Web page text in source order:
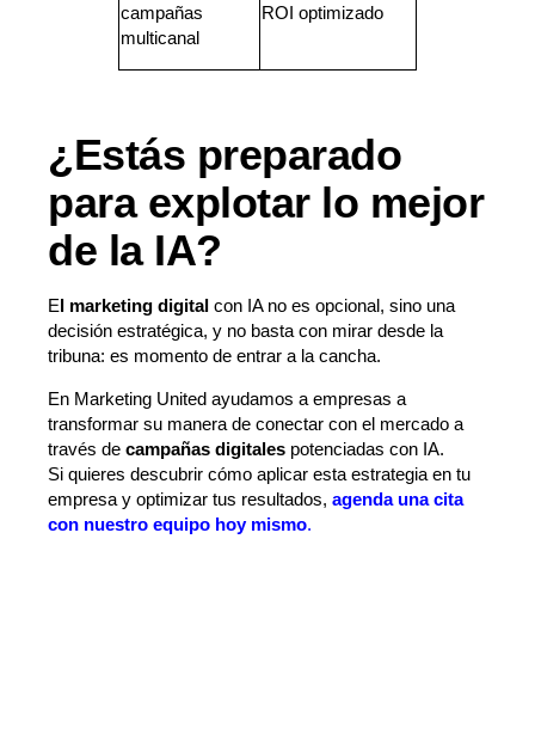
campañas
multicanal
ROI optimizado
¿Estás preparado
para explotar lo mejor
de la IA?
El marketing digital con IA no es opcional, sino una
decisión estratégica, y no basta con mirar desde la
tribuna: es momento de entrar a la cancha.
En Marketing United ayudamos a empresas a
transformar su manera de conectar con el mercado a
través de campañas digitales potenciadas con IA.
Si quieres descubrir cómo aplicar esta estrategia en tu
empresa y optimizar tus resultados, agenda una cita
con nuestro equipo hoy mismo.